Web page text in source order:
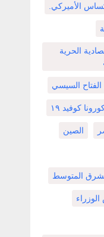
الأميركي.
الحرية
السيسي
كوفيد ١٩
الصين
لشرق المتوسط